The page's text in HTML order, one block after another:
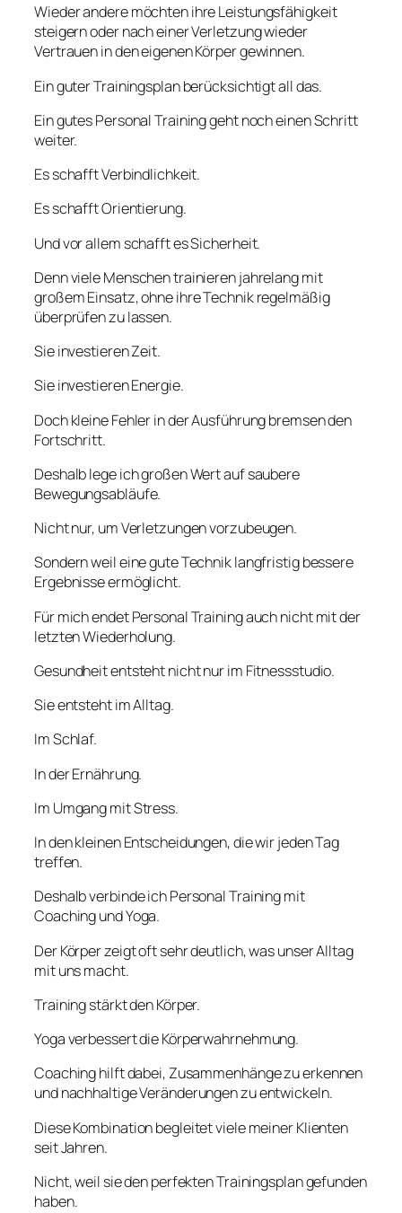
Wieder andere möchten ihre Leistungsfähigkeit
steigern oder nach einer Verletzung wieder
Vertrauen in den eigenen Körper gewinnen.
Ein guter Trainingsplan berücksichtigt all das.
Ein gutes Personal Training geht noch einen Schritt
weiter.
Es schafft Verbindlichkeit.
Es schafft Orientierung.
Und vor allem schafft es Sicherheit.
Denn viele Menschen trainieren jahrelang mit
großem Einsatz, ohne ihre Technik regelmäßig
überprüfen zu lassen.
Sie investieren Zeit.
Sie investieren Energie.
Doch kleine Fehler in der Ausführung bremsen den
Fortschritt.
Deshalb lege ich großen Wert auf saubere
Bewegungsabläufe.
Nicht nur, um Verletzungen vorzubeugen.
Sondern weil eine gute Technik langfristig bessere
Ergebnisse ermöglicht.
Für mich endet Personal Training auch nicht mit der
letzten Wiederholung.
Gesundheit entsteht nicht nur im Fitnessstudio.
Sie entsteht im Alltag.
Im Schlaf.
In der Ernährung.
Im Umgang mit Stress.
In den kleinen Entscheidungen, die wir jeden Tag
treffen.
Deshalb verbinde ich Personal Training mit
Coaching und Yoga.
Der Körper zeigt oft sehr deutlich, was unser Alltag
mit uns macht.
Training stärkt den Körper.
Yoga verbessert die Körperwahrnehmung.
Coaching hilft dabei, Zusammenhänge zu erkennen
und nachhaltige Veränderungen zu entwickeln.
Diese Kombination begleitet viele meiner Klienten
seit Jahren.
Nicht, weil sie den perfekten Trainingsplan gefunden
haben.